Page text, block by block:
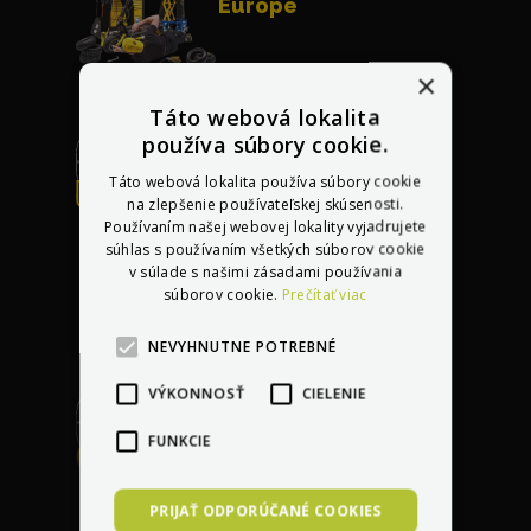
Bezplatná oprava
akéhokoľvek
poškodeniado 30 dní
po kúpe vozidla
cenys dorovnaním
×
Táto webová lokalita
používa súbory cookie.
Táto webová lokalita používa súbory cookie
na zlepšenie používateľskej skúsenosti.
Používaním našej webovej lokality vyjadrujete
súhlas s používaním všetkých súborov cookie
v súlade s našimi zásadami používania
súborov cookie. Prečítať viac
NEVYHNUTNE POTREBNÉ
VÝKONNOSŤ CIELENIE
FUNKCIE
PRIJAŤ ODPORÚČANÉ COOKIES